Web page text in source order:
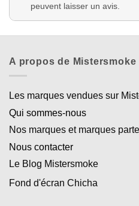
peuvent laisser un avis.
A propos de Mistersmoke
Les marques vendues sur
Qui sommes-nous
Nos marques et marques
Nous contacter
Le Blog Mistersmoke
Fond d'écran Chicha